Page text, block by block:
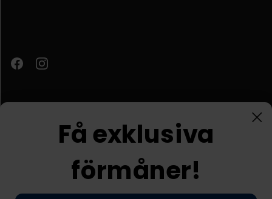
Kundtjänst
© Nordic Prostore 2026
Allmänna villkor
Få exklusiva
förmåner!
Jag är intresserad